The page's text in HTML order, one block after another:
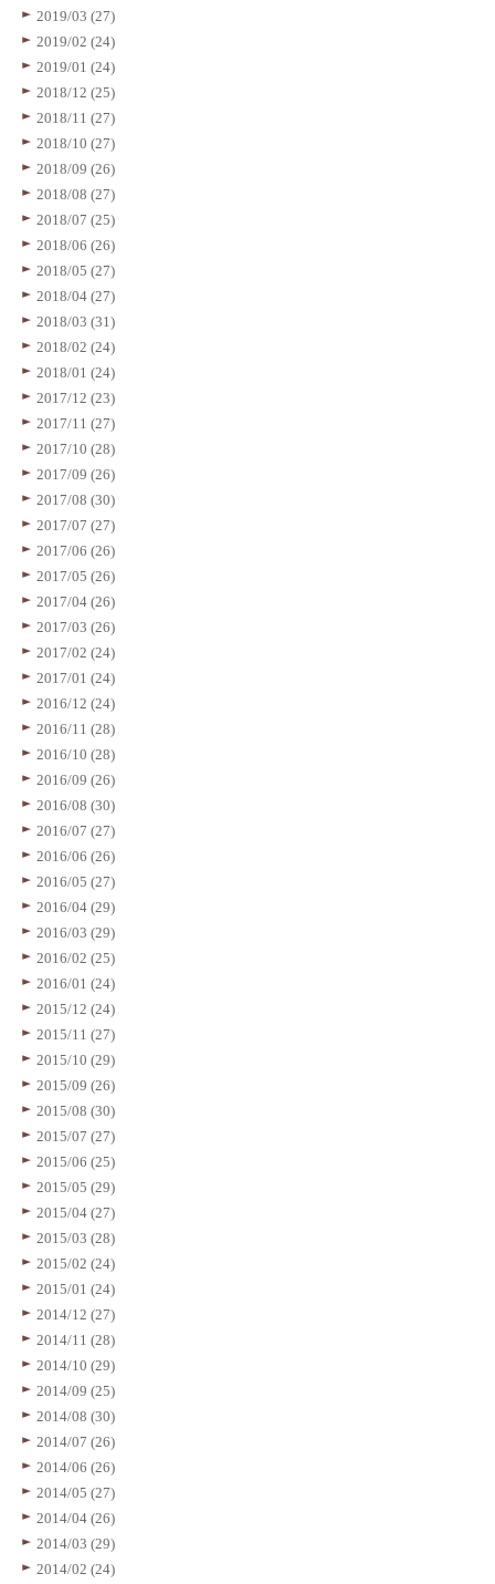
2019/03 (27)
2019/02 (24)
2019/01 (24)
2018/12 (25)
2018/11 (27)
2018/10 (27)
2018/09 (26)
2018/08 (27)
2018/07 (25)
2018/06 (26)
2018/05 (27)
2018/04 (27)
2018/03 (31)
2018/02 (24)
2018/01 (24)
2017/12 (23)
2017/11 (27)
2017/10 (28)
2017/09 (26)
2017/08 (30)
2017/07 (27)
2017/06 (26)
2017/05 (26)
2017/04 (26)
2017/03 (26)
2017/02 (24)
2017/01 (24)
2016/12 (24)
2016/11 (28)
2016/10 (28)
2016/09 (26)
2016/08 (30)
2016/07 (27)
2016/06 (26)
2016/05 (27)
2016/04 (29)
2016/03 (29)
2016/02 (25)
2016/01 (24)
2015/12 (24)
2015/11 (27)
2015/10 (29)
2015/09 (26)
2015/08 (30)
2015/07 (27)
2015/06 (25)
2015/05 (29)
2015/04 (27)
2015/03 (28)
2015/02 (24)
2015/01 (24)
2014/12 (27)
2014/11 (28)
2014/10 (29)
2014/09 (25)
2014/08 (30)
2014/07 (26)
2014/06 (26)
2014/05 (27)
2014/04 (26)
2014/03 (29)
2014/02 (24)